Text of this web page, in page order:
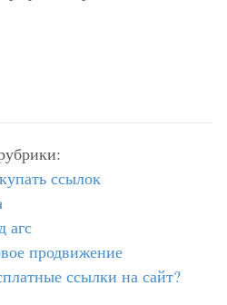
ссылок
агс
продвижение
ссылки на сайт?